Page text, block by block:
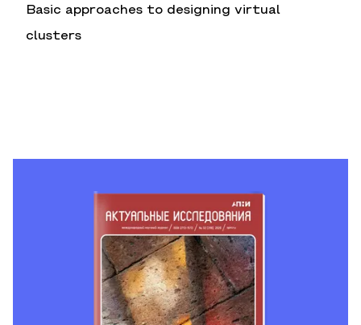
Basic approaches to designing virtual
clusters